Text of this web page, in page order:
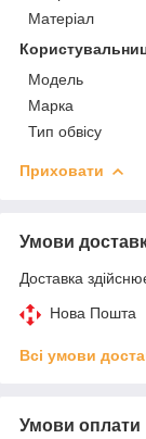
Матеріал
Мoдель
Марка
Тип обвісу
Приховати
Умови
Доставка
Нова Пошта
Всі умови
Умови оплати